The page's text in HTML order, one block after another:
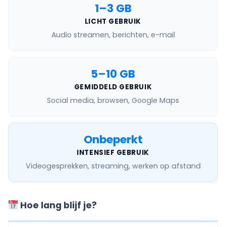
1–3 GB
LICHT GEBRUIK
Audio streamen, berichten, e-mail
5–10 GB
GEMIDDELD GEBRUIK
Social media, browsen, Google Maps
Onbeperkt
INTENSIEF GEBRUIK
Videogesprekken, streaming, werken op afstand
Hoe lang blijf je?